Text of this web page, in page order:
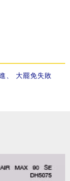
大罷免失敗